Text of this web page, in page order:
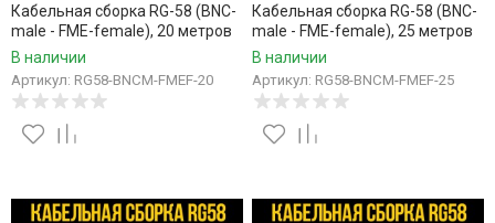
Кабельная сборка RG-58 (BNC-
male - FME-female), 20 метров
В наличии
Артикул: RG58-BNCM-FMEF-20
Кабельная сборка RG-58 (BNC-
male - FME-female), 25 метров
В наличии
Артикул: RG58-BNCM-FMEF-25